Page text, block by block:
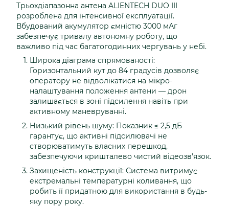
Трьохдіапазонна антена ALIENTECH DUO III
розроблена для інтенсивної експлуатації.
Вбудований акумулятор ємністю 3000 мАг
забезпечує тривалу автономну роботу, що
важливо під час багатогодинних чергувань у небі.
Широка діаграма спрямованості:
Горизонтальний кут до 84 градусів дозволяє
оператору не відволікатися на мікро-
налаштування положення антени — дрон
залишається в зоні підсилення навіть при
активному маневруванні.
Низький рівень шуму: Показник ≤ 2,5 дБ
гарантує, що активні підсилювачі не
створюватимуть власних перешкод,
забезпечуючи кришталево чистий відеозв'язок.
Захищеність конструкції: Система витримує
екстремальні температурні коливання, що
робить її придатною для використання в будь-
яку пору року.